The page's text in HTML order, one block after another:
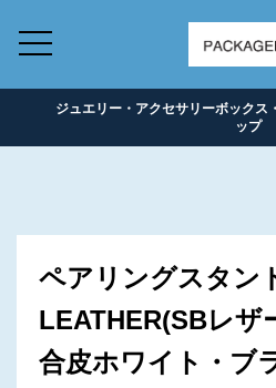
ジュエリー・アクセサリーボックス
ップ
ペアリングスタ
LEATHER(SBレ
合皮ホワイト・